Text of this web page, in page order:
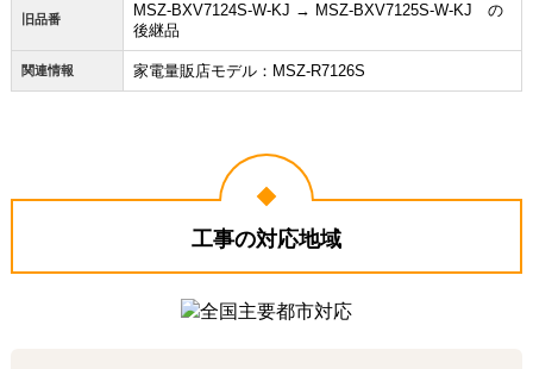
旧品番
MSZ-BXV7124S-W-KJ → MSZ-BXV7125S-W-KJ の
後継品
関連情報 家電量販店モデル：MSZ-R7126S
工事の対応地域